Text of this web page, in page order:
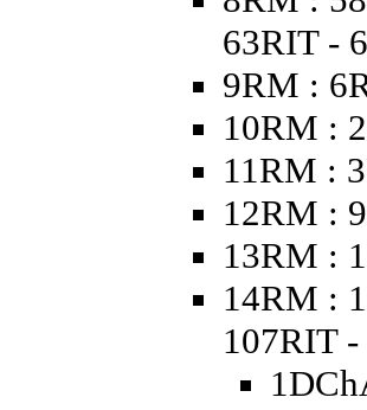
63RIT -
9RM :
10RM :
11RM :
12RM :
13RM :
14RM :
107RIT